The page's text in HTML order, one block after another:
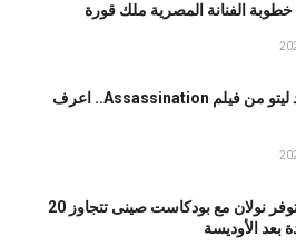
الفنانة المصرية ملك قورة
استبعاد جاريد ليتو من فيلم Assassination.. اعرف
مقابلة كريستوفر نولان مع بودكاست صينى تتجاوز 20
بعد الأوديسة